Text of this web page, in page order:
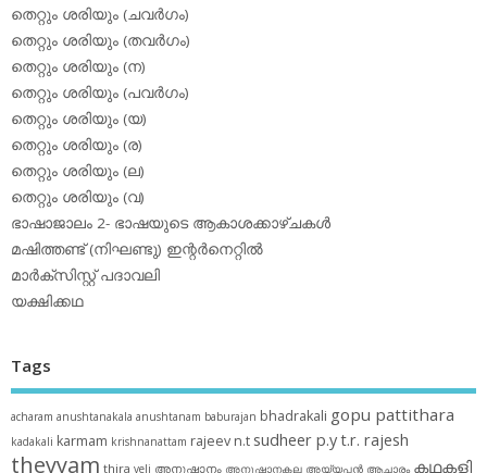
തെറ്റും ശരിയും (ചവര്‍ഗം)
തെറ്റും ശരിയും (തവര്‍ഗം)
തെറ്റും ശരിയും (ന)
തെറ്റും ശരിയും (പവര്‍ഗം)
തെറ്റും ശരിയും (യ)
തെറ്റും ശരിയും (ര)
തെറ്റും ശരിയും (ല)
തെറ്റും ശരിയും (വ)
ഭാഷാജാലം 2- ഭാഷയുടെ ആകാശക്കാഴ്ചകള്‍
മഷിത്തണ്ട് (നിഘണ്ടു) ഇന്റര്‍നെറ്റില്‍
മാര്‍ക്‌സിസ്റ്റ് പദാവലി
യക്ഷിക്കഥ
Tags
acharam anushtanakala anushtanam baburajan bhadrakali gopu pattithara
kadakali karmam krishnanattam rajeev n.t sudheer p.yt.r. rajesh
theyyam thira veli അനുഷ്ഠാനം അനുഷ്ഠാനകല അയ്യപ്പന്‍ ആചാരം കഥകളി